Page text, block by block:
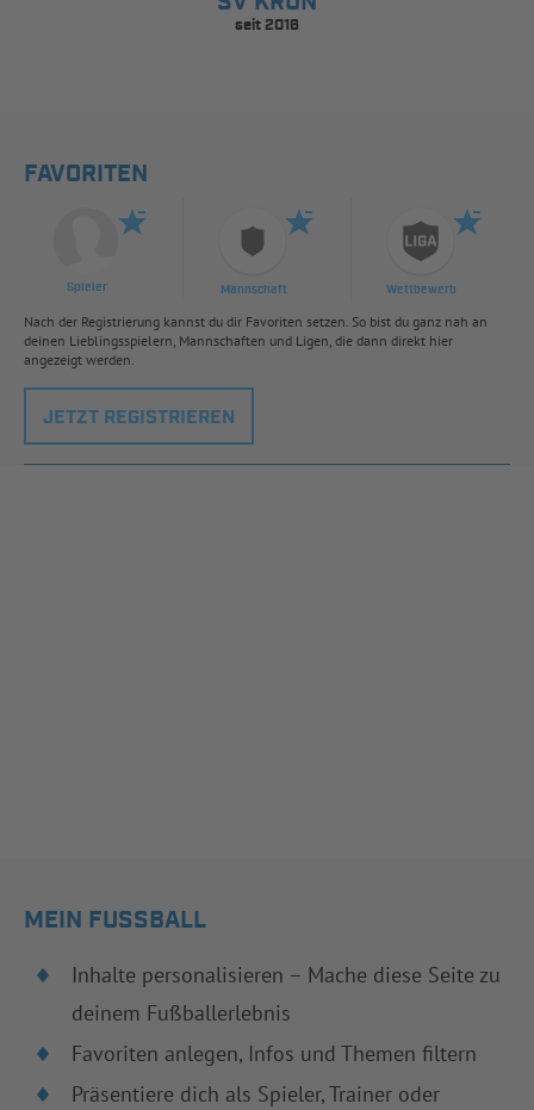
seit 2016
FAVORITEN
Spieler Mannschaft Wettbewerb
Nach der Registrierung kannst du dir Favoriten setzen. So bist du ganz nah an
deinen Lieblingsspielern, Mannschaften und Ligen, die dann direkt hier
angezeigt werden.
JETZT REGISTRIEREN
MEIN FUSSBALL
Inhalte personalisieren – Mache diese Seite zu
deinem Fußballerlebnis
Favoriten anlegen, Infos und Themen filtern
Präsentiere dich als Spieler, Trainer oder